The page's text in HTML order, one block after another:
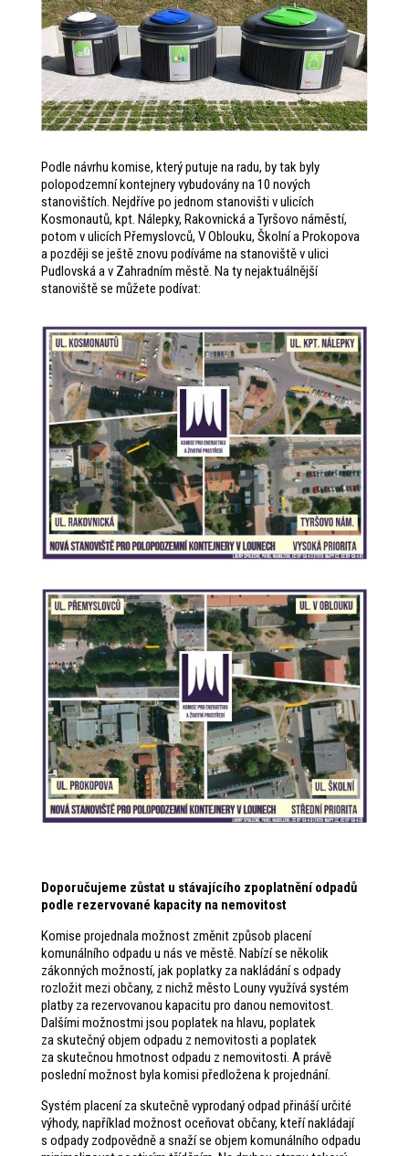
Podle návrhu komise, který putuje na radu, by tak byly
polopodzemní kontejnery vybudovány na 10 nových
stanovištích. Nejdříve po jednom stanovišti v ulicích
Kosmonautů, kpt. Nálepky, Rakovnická a Tyršovo náměstí,
potom v ulicích Přemyslovců, V Oblouku, Školní a Prokopova
a později se ještě znovu podíváme na stanoviště v ulici
Pudlovská a v Zahradním městě. Na ty nejaktuálnější
stanoviště se můžete podívat:
Doporučujeme zůstat u stávajícího zpoplatnění odpadů
podle rezervované kapacity na nemovitost
Komise projednala možnost změnit způsob placení
komunálního odpadu u nás ve městě. Nabízí se několik
zákonných možností, jak poplatky za nakládání s odpady
rozložit mezi občany, z nichž město Louny využívá systém
platby za rezervovanou kapacitu pro danou nemovitost.
Dalšími možnostmi jsou poplatek na hlavu, poplatek
za skutečný objem odpadu z nemovitosti a poplatek
za skutečnou hmotnost odpadu z nemovitosti. A právě
poslední možnost byla komisi předložena k projednání.
Systém placení za skutečně vyprodaný odpad přináší určité
výhody, například možnost oceňovat občany, kteří nakládají
s odpady zodpovědně a snaží se objem komunálního odpadu